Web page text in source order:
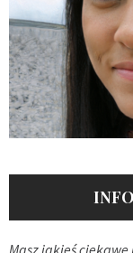
Masz jakieś ciekawe